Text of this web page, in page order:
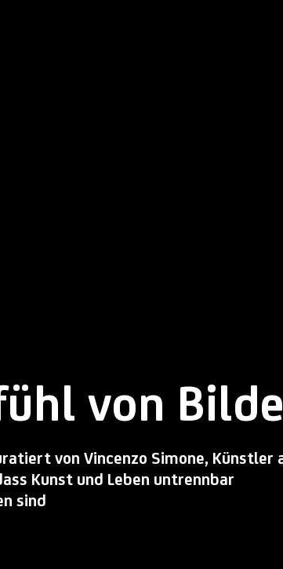
von
von Vincenzo Simone, Künstler
Kunst und Leben untrennbar
sind